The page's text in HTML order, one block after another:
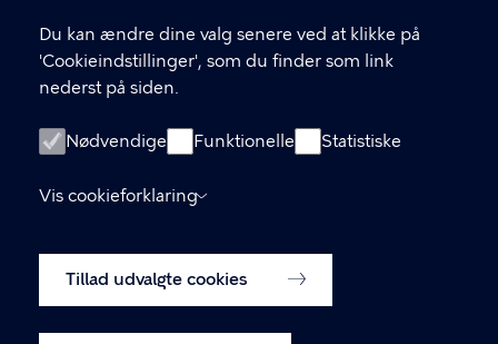
Du kan ændre dine valg senere ved at klikke på
'Cookieindstillinger', som du finder som link
nederst på siden.
Nødvendige Funktionelle Statistiske
Vis cookieforklaring
Tillad udvalgte cookies
Digital Post
Databeskyttelse
Tilgængelighedserklæring
Om hjemmesiden
Cookiepolitik